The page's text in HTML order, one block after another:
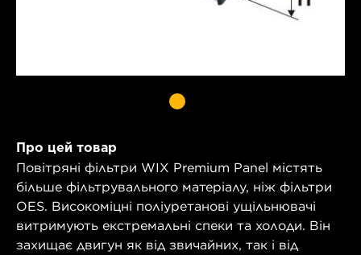
Про цей товар
Повітряні фільтри WIX Premium Panel містять
більше фільтрувального матеріалу, ніж фільтри
OES. Високоміцні поліуретанові ущільнювачі
витримують екстремальні спеки та холоди. Він
захищає двигун як від звичайних, так і від